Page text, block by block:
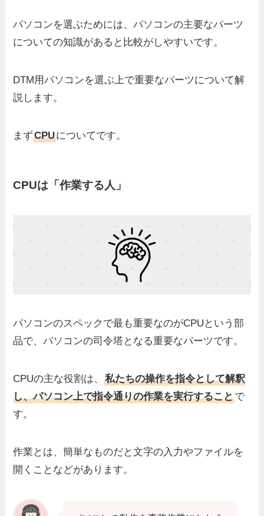
パソコンを選ぶためには、パソコンの主要なパーツ
についての知識があると比較がしやすいです。
DTM用パソコンを選ぶ上で重要なパーツについて解
説します。
まずCPUについてです。
CPUは「作業する人」
パソコンのスペックで最も重要なのがCPUという部
品で、パソコンの司令塔となる重要なパーツです。
CPUの主な役割は、私たちの操作を指令として解釈
し、パソコン上で指令通りの作業を実行することで
す。
作業とは、簡単なものだと文字の入力やファイルを
開くことなどがあります。